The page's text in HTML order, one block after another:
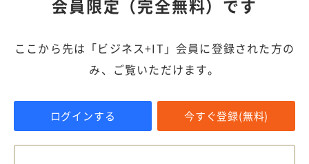
会員限定（完全無料）です
ここから先は「ビジネス+IT」会員に登録された方の
み、ご覧いただけます。
ログインする 今すぐ登録(無料)